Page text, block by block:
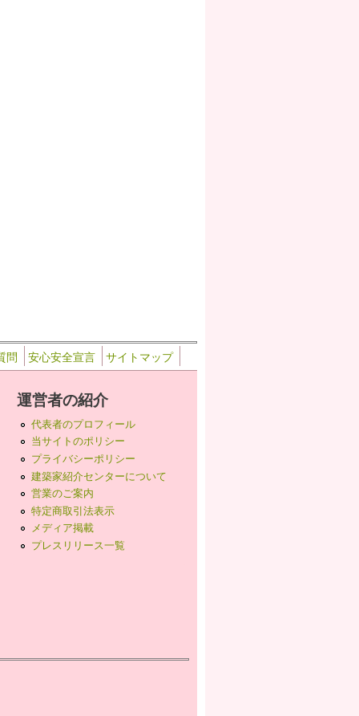
問 安心安全宣言 サイトマップ
運営者の紹介
代表者のプロフィール
当サイトのポリシー
プライバシーポリシー
建築家紹介センターについて
営業のご案内
特定商取引法表示
メディア掲載
プレスリリース一覧